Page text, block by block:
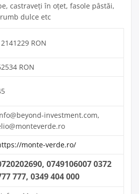
castraveți în oțet, fasole pâstăi,
dulce etc
RON
RON
investment.com,
monte-verde.ro/
0749106007 0372
777, 0349 404 000